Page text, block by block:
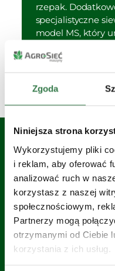
Zgoda
Niniejsza strona
Wykorzystujemy pliki
i reklam, aby oferować
analizować ruch w
korzystasz z naszej
społecznościowym,
Partnerzy mogą
otrzymanymi od Ciebie
korzystania z ich usług.
rzepak.
specjalistyczne
model MS, który
rząd. Modele:
Zobacz
Monosem